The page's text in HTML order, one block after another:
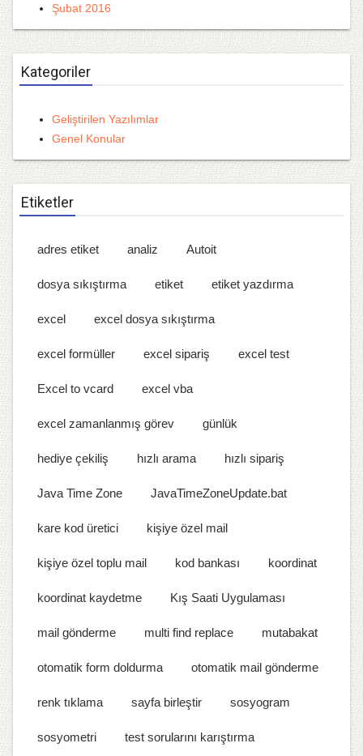
Şubat 2016
Kategoriler
Geliştirilen Yazılımlar
Genel Konular
Etiketler
adres etiket analiz Autoit
dosya sıkıştırma etiket etiket yazdırma
excel excel dosya sıkıştırma
excel formüller excel sipariş excel test
Excel to vcard excel vba
excel zamanlanmış görev günlük
hediye çekiliş hızlı arama hızlı sipariş
Java Time Zone JavaTimeZoneUpdate.bat
kare kod üretici kişiye özel mail
kişiye özel toplu mail kod bankası koordinat
koordinat kaydetme Kış Saati Uygulaması
mail gönderme multi find replace mutabakat
otomatik form doldurma otomatik mail gönderme
renk tıklama sayfa birleştir sosyogram
sosyometri test sorularını karıştırma